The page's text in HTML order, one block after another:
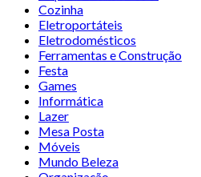
Cozinha
Eletroportáteis
Eletrodomésticos
Ferramentas e Construção
Festa
Games
Informática
Lazer
Mesa Posta
Móveis
Mundo Beleza